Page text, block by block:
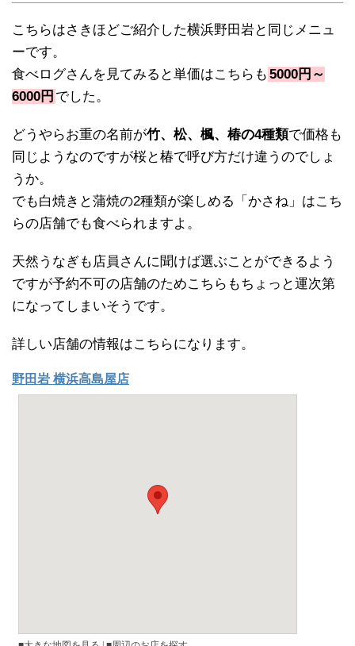
こちらはさきほどご紹介した横浜野田岩と同じメニュ
ーです。
食べログさんを見てみると単価はこちらも 5000円～
6000円 でした。
どうやらお重の名前が竹、松、楓、椿の4種類で価格も
同じようなのですが桜と椿で呼び方だけ違うのでしょ
うか。
でも白焼きと蒲焼の2種類が楽しめる「かさね」はこち
らの店舗でも食べられますよ。
天然うなぎも店員さんに聞けば選ぶことができるよう
ですが予約不可の店舗のためこちらもちょっと運次第
になってしまいそうです。
詳しい店舗の情報はこちらになります。
野田岩 横浜高島屋店